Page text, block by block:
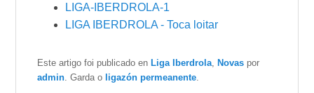
LIGA-IBERDROLA-1
LIGA IBERDROLA - Toca loitar
Este artigo foi publicado enLiga Iberdrola ,Novas por
admin . Garda o ligazón permeanente